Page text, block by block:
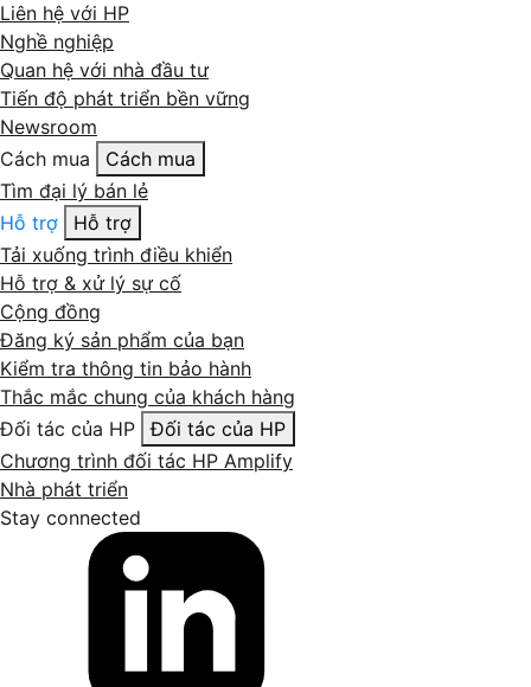
Liên hệ với HP
Nghề nghiệp
Quan hệ với nhà đầu tư
Tiến độ phát triển bền vững
Newsroom
Cách mua
Cách mua
Tìm đại lý bán lẻ
Hỗ trợ
Hỗ trợ
Tải xuống trình điều khiển
Hỗ trợ & xử lý sự cố
Cộng đồng
Đăng ký sản phẩm của bạn
Kiểm tra thông tin bảo hành
Thắc mắc chung của khách hàng
Đối tác của HP
Đối tác của HP
Chương trình đối tác HP Amplify
Nhà phát triển
Stay connected